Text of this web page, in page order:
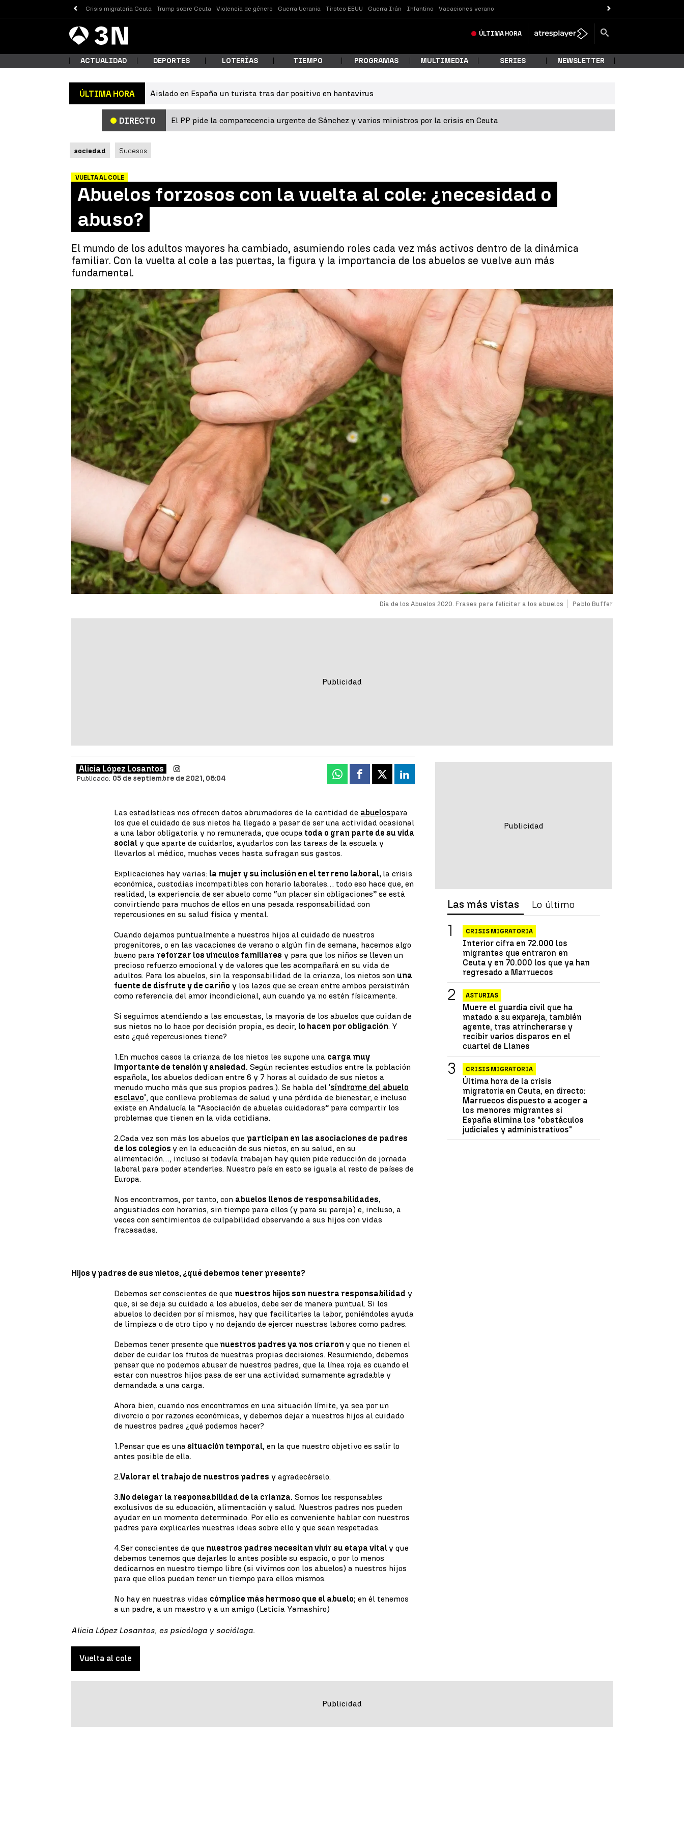
Crisis migratoria Ceuta Trump sobre Ceuta Violencia de género Guerra Ucrania Tiroteo EEUU Guerra Irán Infantino Vacaciones verano
Antena
3 Noticias ÚLTIMA HORA
¿Qué estás buscando?
ACTUALIDAD DEPORTES LOTERÍAS TIEMPO PROGRAMAS MULTIMEDIA SERIES NEWSLETTER
ÚLTIMA HORA Aislado en España un turista tras dar positivo en hantavirus
DIRECTO El PP pide la comparecencia urgente de Sánchez y varios ministros por la crisis en Ceuta
sociedad Sucesos
VUELTA AL COLE
Abuelos forzosos con la vuelta al cole: ¿necesidad o
abuso?
El mundo de los adultos mayores ha cambiado, asumiendo roles cada vez más activos dentro de la dinámica
familiar. Con la vuelta al cole a las puertas, la figura y la importancia de los abuelos se vuelve aun más
fundamental.
Día de los Abuelos 2020. Frases para felicitar a los abuelos Pablo Buffer
Alicia López Losantos
Publicado: 05 de septiembre de 2021, 08:04 Whatsapp
Facebook
X Linkedin
Las estadísticas nos ofrecen datos abrumadores de la cantidad de abuelospara
los que el cuidado de sus nietos ha llegado a pasar de ser una actividad ocasional
a una labor obligatoria y no remunerada, que ocupa toda o gran parte de su vida
social y que aparte de cuidarlos, ayudarlos con las tareas de la escuela y
llevarlos al médico, muchas veces hasta sufragan sus gastos.
Explicaciones hay varias: la mujer y su inclusión en el terreno laboral, la crisis
económica, custodias incompatibles con horario laborales… todo eso hace que, en
realidad, la experiencia de ser abuelo como “un placer sin obligaciones” se está
convirtiendo para muchos de ellos en una pesada responsabilidad con
repercusiones en su salud física y mental.
Cuando dejamos puntualmente a nuestros hijos al cuidado de nuestros
progenitores, o en las vacaciones de verano o algún fin de semana, hacemos algo
bueno para reforzar los vínculos familiares y para que los niños se lleven un
precioso refuerzo emocional y de valores que les acompañará en su vida de
adultos. Para los abuelos, sin la responsabilidad de la crianza, los nietos son una
fuente de disfrute y de cariño y los lazos que se crean entre ambos persistirán
como referencia del amor incondicional, aun cuando ya no estén físicamente.
Si seguimos atendiendo a las encuestas, la mayoría de los abuelos que cuidan de
sus nietos no lo hace por decisión propia, es decir, lo hacen por obligación. Y
esto ¿qué repercusiones tiene?
1.En muchos casos la crianza de los nietos les supone una carga muy
importante de tensión y ansiedad. Según recientes estudios entre la población
española, los abuelos dedican entre 6 y 7 horas al cuidado de sus nietos a
menudo mucho más que sus propios padres.). Se habla del 'síndrome del abuelo
esclavo', que conlleva problemas de salud y una pérdida de bienestar, e incluso
existe en Andalucía la “Asociación de abuelas cuidadoras” para compartir los
problemas que tienen en la vida cotidiana.
2.Cada vez son más los abuelos que participan en las asociaciones de padres
de los colegiosy en la educación de sus nietos, en su salud, en su
alimentación…, incluso si todavía trabajan hay quien pide reducción de jornada
laboral para poder atenderles. Nuestro país en esto se iguala al resto de países de
Europa.
Nos encontramos, por tanto, con abuelos llenos de responsabilidades,
angustiados con horarios, sin tiempo para ellos (y para su pareja) e, incluso, a
veces con sentimientos de culpabilidad observando a sus hijos con vidas
fracasadas.
Hijos y padres de sus nietos, ¿qué debemos tener presente?
Debemos ser conscientes de que nuestros hijos son nuestra responsabilidad y
que, si se deja su cuidado a los abuelos, debe ser de manera puntual. Si los
abuelos lo deciden por sí mismos, hay que facilitarles la labor, poniéndoles ayuda
de limpieza o de otro tipo y no dejando de ejercer nuestras labores como padres.
Debemos tener presente que nuestros padres ya nos criarony que no tienen el
deber de cuidar los frutos de nuestras propias decisiones. Resumiendo, debemos
pensar que no podemos abusar de nuestros padres, que la línea roja es cuando el
estar con nuestros hijos pasa de ser una actividad sumamente agradable y
demandada a una carga.
Ahora bien, cuando nos encontramos en una situación límite, ya sea por un
divorcio o por razones económicas, y debemos dejar a nuestros hijos al cuidado
de nuestros padres ¿qué podemos hacer?
1.Pensar que es una situación temporal, en la que nuestro objetivo es salir lo
antes posible de ella.
2.Valorar el trabajo de nuestros padres y agradecérselo.
3.No delegar la responsabilidad de la crianza. Somos los responsables
exclusivos de su educación, alimentación y salud. Nuestros padres nos pueden
ayudar en un momento determinado. Por ello es conveniente hablar con nuestros
padres para explicarles nuestras ideas sobre ello y que sean respetadas.
4.Ser conscientes de que nuestros padres necesitan vivir su etapa vitaly que
debemos tenemos que dejarles lo antes posible su espacio, o por lo menos
dedicarnos en nuestro tiempo libre (si vivimos con los abuelos) a nuestros hijos
para que ellos puedan tener un tiempo para ellos mismos.
No hay en nuestras vidas cómplice más hermoso que el abuelo; en él tenemos
a un padre, a un maestro y a un amigo (Leticia Yamashiro)
Alicia López Losantos, es psicóloga y socióloga.
Vuelta al cole
Las más vistas Lo último
CRISIS MIGRATORIA
Interior cifra en 72.000 los
migrantes que entraron en
Ceuta y en 70.000 los que ya han
regresado a Marruecos
ASTURIAS
Muere el guardia civil que ha
matado a su expareja, también
agente, tras atrincherarse y
recibir varios disparos en el
cuartel de Llanes
CRISIS MIGRATORIA
Última hora de la crisis
migratoria en Ceuta, en directo:
Marruecos dispuesto a acoger a
los menores migrantes si
España elimina los "obstáculos
judiciales y administrativos"